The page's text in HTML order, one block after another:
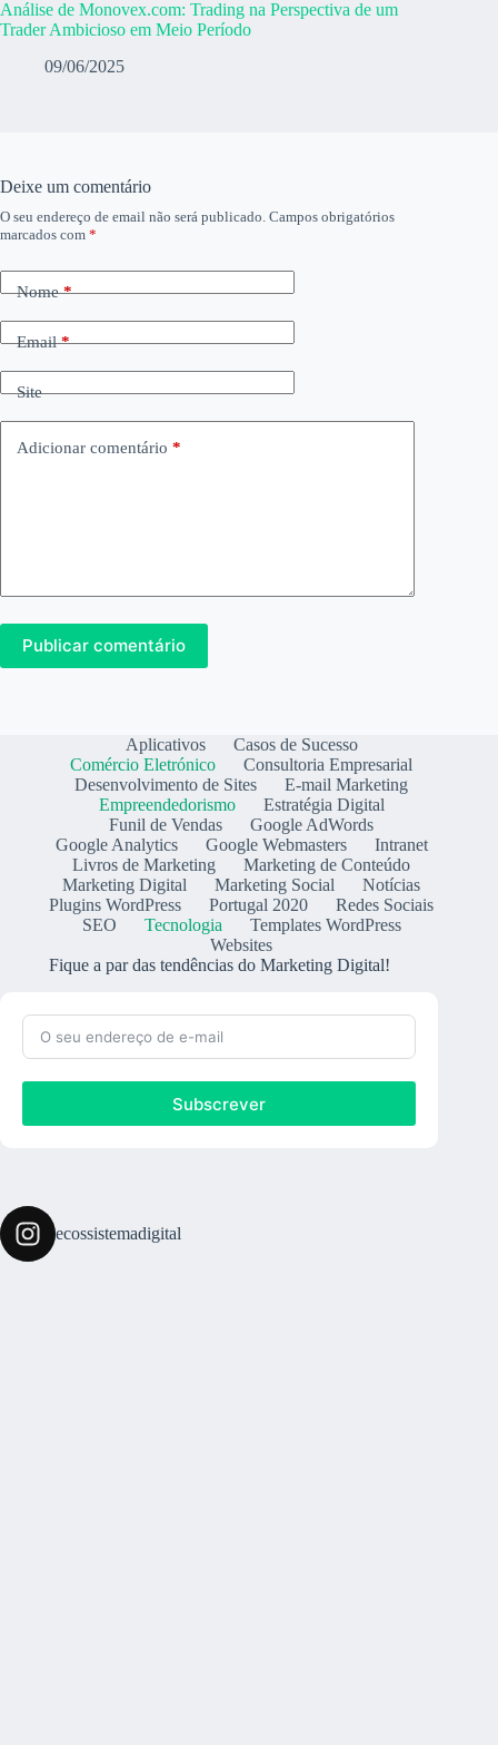
Análise de Monovex.com: Trading na Perspectiva de um
Trader Ambicioso em Meio Período
09/06/2025
Deixe um comentário
O seu endereço de email não será publicado. Campos obrigatórios
marcados com *
Nome*
Email*
Site
Adicionar comentário *
Publicar comentário
Aplicativos
Casos de Sucesso
Comércio Eletrónico
Consultoria Empresarial
Desenvolvimento de Sites
E-mail Marketing
Empreendedorismo
Estratégia Digital
Funil de Vendas
Google AdWords
Google Analytics
Google Webmasters
Intranet
Livros de Marketing
Marketing de Conteúdo
Marketing Digital
Marketing Social
Notícias
Plugins WordPress
Portugal 2020
Redes Sociais
SEO
Tecnologia
Templates WordPress
Websites
Fique a par das tendências do Marketing Digital!
Subscrever
ecossistemadigital